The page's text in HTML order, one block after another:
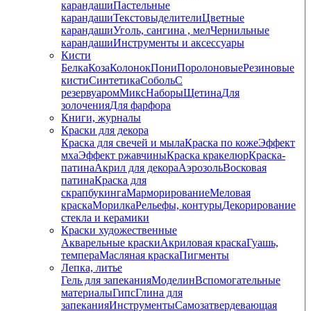
карандашиПастельные
карандашиТекстовыделителиЦветные
карандашиУголь, сангина , мелЧернильные
карандашиИнструменты и аксессуары
Кисти
БелкаКозаКолонокПониПоролоновыеРезиновые
кистиСинтетикаСобольС
резервуаромМиксНаборыЩетинаДля
золоченияДля фарфора
Книги, журналы
Краски для декора
Краска для свечей и мылаКраска по кожеЭффект
мхаЭффект ржавчиныКраска кракелюрКраска-
патинаАкрил для декораАэрозольВосковая
патинаКраска для
скрапбукингаМарморированиеМеловая
краскаМорилкаРельефы, контурыДекорирование
стекла и керамики
Краски художественные
Акварельные краскиАкриловая краскаГуашь,
темпераМасляная краскаПигменты
Лепка, литье
Гель для запеканияМоделинВспомогательные
материалыГипсГлина для
запеканияИнструментыСамозатвердевающая